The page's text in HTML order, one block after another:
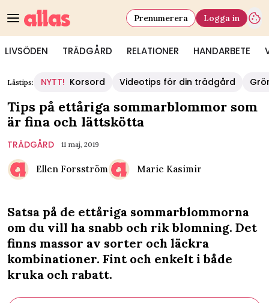
LIVSÖDEN TRÄDGÅRD RELATIONER HANDARBETE
Prenumerera Logga in
Lästips: NYTT! Korsord Videotips för din trädgård
Tips på ettåriga sommarblommor som
är fina och lättskötta
TRÄDGÅRD 11 maj, 2019
Ellen Forsström Marie Kasimir
Satsa på de ettåriga sommarblommorna
om du vill ha snabb och rik blomning. Det
finns massor av sorter och läckra
kombinationer. Fint och enkelt i både
kruka och rabatt.